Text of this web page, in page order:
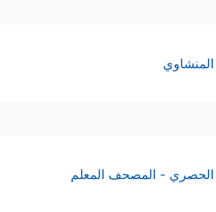
الحصري - المصحف المعلم